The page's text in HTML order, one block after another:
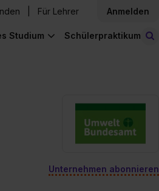
Für Lehrer Anmelden
Studium Schülerpraktikum
Unternehmen abonnieren